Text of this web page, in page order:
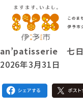
an’patisserie 七日
2026年3月31日